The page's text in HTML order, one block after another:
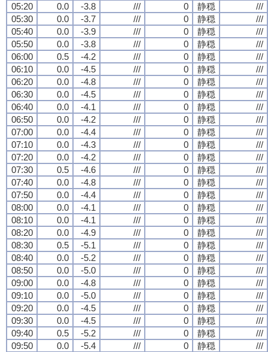
05:20
0.0 -3.8 /// 0 静穏
///
05:30
0.0 -3.7 /// 0 静穏
///
05:40
0.0 -3.9 /// 0 静穏
///
05:50
0.0 -3.8 /// 0 静穏
///
06:00
0.5 -4.2 /// 0 静穏
///
06:10
0.0 -4.5 /// 0 静穏
///
06:20
0.0 -4.8 /// 0 静穏
///
06:30
0.0 -4.5 /// 0 静穏
///
06:40
0.0 -4.1 /// 0 静穏
///
06:50
0.0 -4.2 /// 0 静穏
///
07:00
0.0 -4.4 /// 0 静穏
///
07:10
0.0 -4.3 /// 0 静穏
///
07:20
0.0 -4.2 /// 0 静穏
///
07:30
0.5 -4.6 /// 0 静穏
///
07:40
0.0 -4.8 /// 0 静穏
///
07:50
0.0 -4.4 /// 0 静穏
///
08:00
0.0 -4.1 /// 0 静穏
///
08:10
0.0 -4.1 /// 0 静穏
///
08:20
0.0 -4.9 /// 0 静穏
///
08:30
0.5 -5.1 /// 0 静穏
///
08:40
0.0 -5.2 /// 0 静穏
///
08:50
0.0 -5.0 /// 0 静穏
///
09:00
0.0 -4.8 /// 0 静穏
///
09:10
0.0 -5.0 /// 0 静穏
///
09:20
0.0 -4.5 /// 0 静穏
///
09:30
0.0 -4.5 /// 0 静穏
///
09:40
0.5 -5.2 /// 0 静穏
///
09:50
0.0 -5.4 /// 0 静穏
///